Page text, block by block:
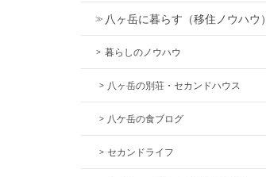
八ヶ岳に暮らす（移住ノウハウ）
暮らしのノウハウ
八ヶ岳の別荘・セカンドハウス
八ケ岳の食ブログ
セカンドライフ